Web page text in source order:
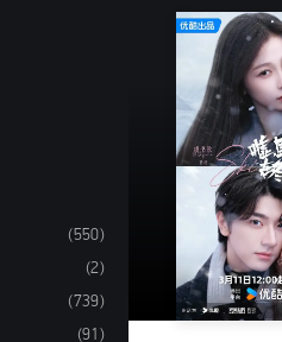
(550)
(2)
(739)
(91)